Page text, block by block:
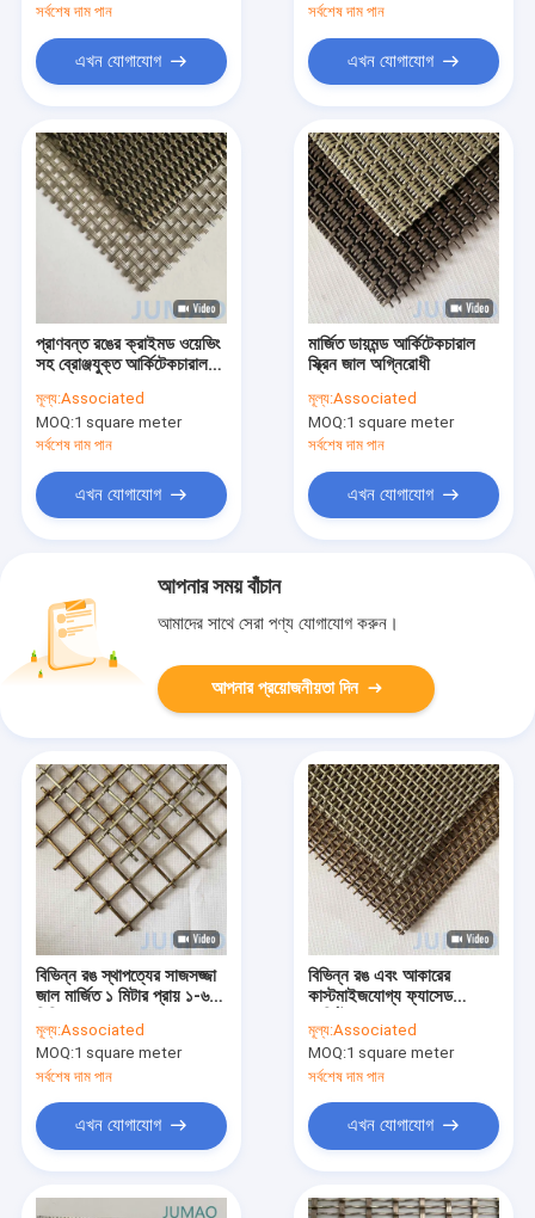
সর্বশেষ দাম পান
এখন যোগাযোগ
সর্বশেষ দাম পান
এখন যোগাযোগ
প্রাণবন্ত রঙের ক্রাইমড ওয়েভিং
সহ ব্রোঞ্জযুক্ত আর্কিটেকচারাল
মূল্য:Associated
MOQ:1 square meter
সর্বশেষ দাম পান
এখন যোগাযোগ
মার্জিত ডায়মন্ড আর্কিটেকচারাল
স্ক্রিন জাল অগ্নিরোধী
মূল্য:Associated
MOQ:1 square meter
সর্বশেষ দাম পান
এখন যোগাযোগ
আপনার সময় বাঁচান
আমাদের সাথে সেরা পণ্য যোগাযোগ করুন।
আপনার প্রয়োজনীয়তা দিন
বিভিন্ন রঙ স্থাপত্যের সাজসজ্জা
জাল মার্জিত ১ মিটার প্রায় ১-৬
মূল্য:Associated
MOQ:1 square meter
সর্বশেষ দাম পান
এখন যোগাযোগ
বিভিন্ন রঙ এবং আকারের
কাস্টমাইজযোগ্য ফ্যাসেড
মূল্য:Associated
MOQ:1 square meter
সর্বশেষ দাম পান
এখন যোগাযোগ